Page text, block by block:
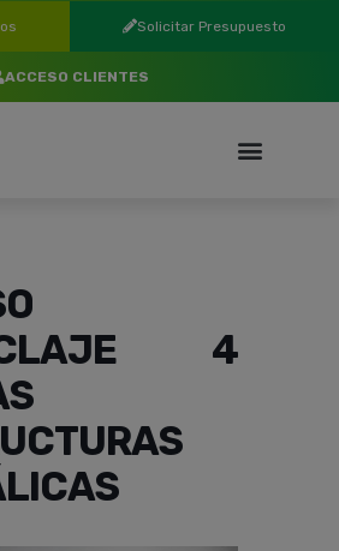
Solicitar Presupuesto
ACCESO CLIENTES
4